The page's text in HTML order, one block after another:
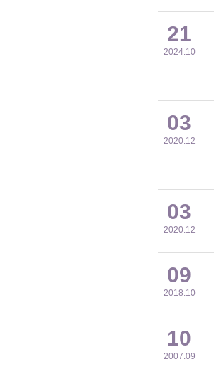
21
2024.10
03
2020.12
03
2020.12
09
2018.10
10
2007.09